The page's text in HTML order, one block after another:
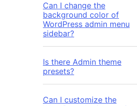
Can I change the
background color of
WordPress admin menu
sidebar?
Is there Admin theme
presets?
Can I customize the